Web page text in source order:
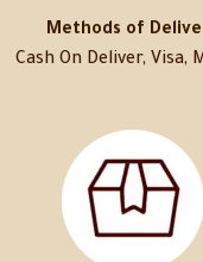
Methods of
Cash On Deliver, Visa,